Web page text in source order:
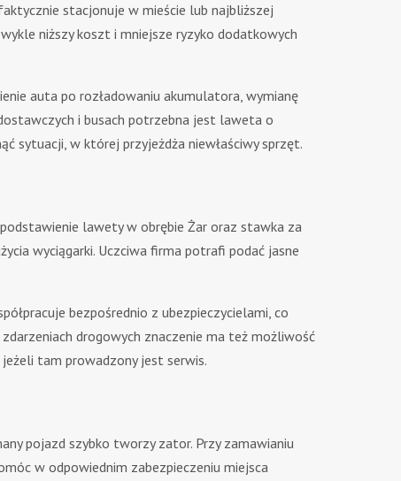
stacjonuje w mieście lub najbliższej
niższy koszt i mniejsze ryzyko dodatkowych
auta po rozładowaniu akumulatora, wymianę
i busach potrzebna jest laweta o
sytuacji, w której przyjeżdża niewłaściwy sprzęt.
lawety w obrębie Żar oraz stawka za
wyciągarki. Uczciwa firma potrafi podać jasne
bezpośrednio z ubezpieczycielami, co
drogowych znaczenie ma też możliwość
tam prowadzony jest serwis.
pojazd szybko tworzy zator. Przy zamawianiu
w odpowiednim zabezpieczeniu miejsca